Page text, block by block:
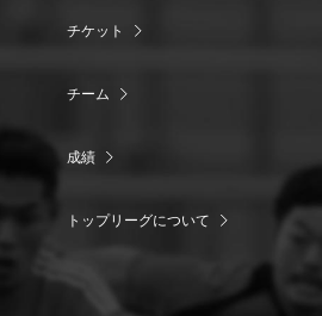
チケット
チーム
成績
トップリーグについて